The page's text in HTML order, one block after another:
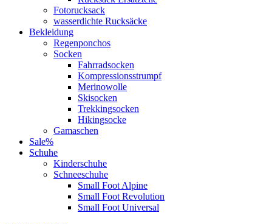
Fotorucksack
wasserdichte Rucksäcke
Bekleidung
Regenponchos
Socken
Fahrradsocken
Kompressionsstrumpf
Merinowolle
Skisocken
Trekkingsocken
Hikingsocke
Gamaschen
Sale%
Schuhe
Kinderschuhe
Schneeschuhe
Small Foot Alpine
Small Foot Revolution
Small Foot Universal